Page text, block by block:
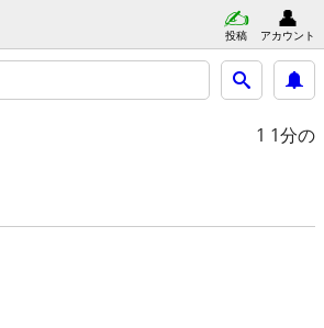
投稿 アカウント
1 1分の